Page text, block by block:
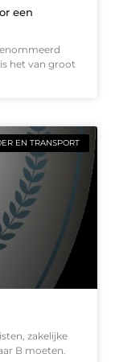
een
het van groot
EN TRANSPORT
zakelijke
B moeten.